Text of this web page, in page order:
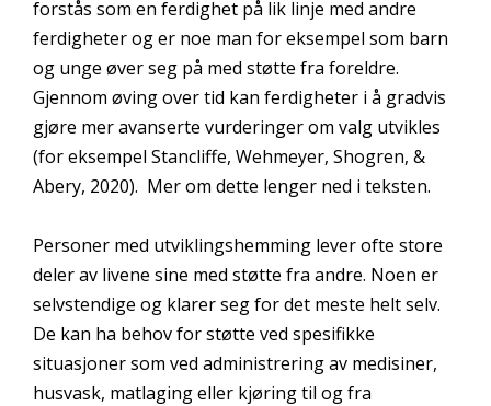
forstås som en ferdighet på lik linje med andre
ferdigheter og er noe man for eksempel som barn
og unge øver seg på med støtte fra foreldre.
Gjennom øving over tid kan ferdigheter i å gradvis
gjøre mer avanserte vurderinger om valg utvikles
(for eksempel Stancliffe, Wehmeyer, Shogren, &
Abery, 2020). Mer om dette lenger ned i teksten.
Personer med utviklingshemming lever ofte store
deler av livene sine med støtte fra andre. Noen er
selvstendige og klarer seg for det meste helt selv.
De kan ha behov for støtte ved spesifikke
situasjoner som ved administrering av medisiner,
husvask, matlaging eller kjøring til og fra